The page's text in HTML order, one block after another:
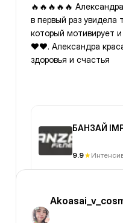
🔥🔥🔥🔥🔥
в первый раз увидела
который мотивирует
❤️❤️. Александра
здоровья и счастья
БАНЗАЙ
9.9